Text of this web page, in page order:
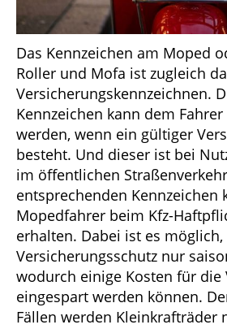
Das Kennzeichen am Moped
Roller und Mofa ist zugleich
Versicherungskennzeichnen.
Kennzeichen kann dem
werden, wenn ein gültiger
besteht. Und dieser ist bei
im öffentlichen
entsprechenden Kennzeichen
Mopedfahrer beim Kfz-
erhalten. Dabei ist es möglich,
Versicherungsschutz nur
wodurch einige Kosten für die
eingespart werden können.
Fällen werden Kleinkrafträder